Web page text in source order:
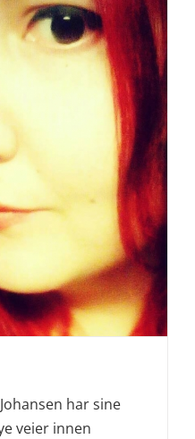
har sine
veier innen